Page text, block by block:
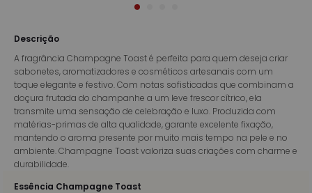
Descrição
A fragrância Champagne Toast é perfeita para quem deseja criar
sabonetes, aromatizadores e cosméticos artesanais com um
toque elegante e festivo. Com notas sofisticadas que combinam a
doçura frutada do champanhe a um leve frescor cítrico, ela
transmite uma sensação de celebração e luxo. Produzida com
matérias-primas de alta qualidade, garante excelente fixação,
mantendo o aroma presente por muito mais tempo na pele e no
ambiente. Champagne Toast valoriza suas criações com charme e
durabilidade.
Essência Champagne Toast